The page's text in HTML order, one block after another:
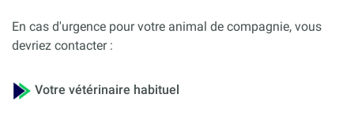
En cas d'urgence pour votre animal de compagnie, vous
devriez contacter :
Votre vétérinaire habituel